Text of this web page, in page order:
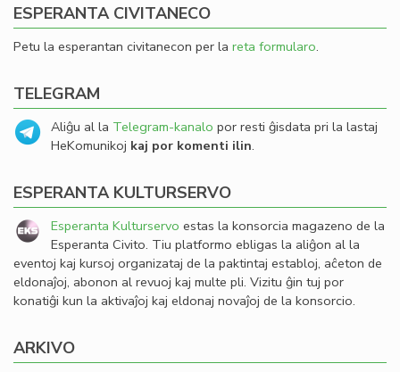
ESPERANTA CIVITANECO
Petu la esperantan civitanecon per la reta formularo.
TELEGRAM
Aliĝu al la Telegram-kanalo por resti ĝisdata pri la lastaj
HeKomunikoj kaj por komenti ilin.
ESPERANTA KULTURSERVO
Esperanta Kulturservo estas la konsorcia magazeno de la
Esperanta Civito. Tiu platformo ebligas la aliĝon al la
eventoj kaj kursoj organizataj de la paktintaj establoj, aĉeton de
eldonaĵoj, abonon al revuoj kaj multe pli. Vizitu ĝin tuj por
konatiĝi kun la aktivaĵoj kaj eldonaj novaĵoj de la konsorcio.
ARKIVO